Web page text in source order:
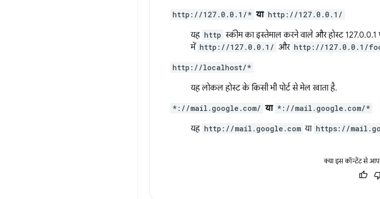
http://127.0.0.1/* या http://127.0.0.1/
यह http स्कीम का इस्तेमाल करने वाले और होस्ट
में http://127.0.0.1/ और http://127.0.0.1/
http://localhost/*
यह लोकल होस्ट के किसी भी पोर्ट से मेल खाता है.
*://mail.google.com/ या *://mail.google.com/*
यह http://mail.google.com या https://
क्या इस कॉन्टेंट से